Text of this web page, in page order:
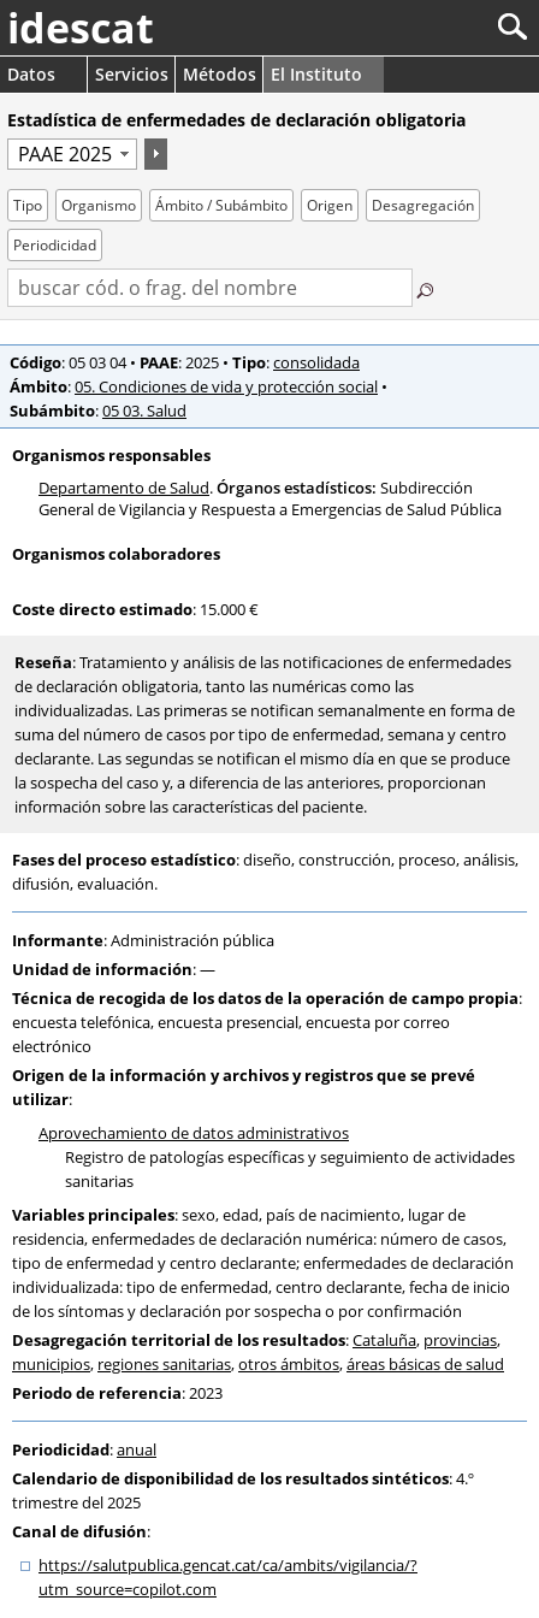
idescat
Datos Servicios Métodos
El Instituto
Estadística de enfermedades de declaración obligatoria
Tipo Organismo Ámbito / Subámbito Origen
Desagregación
Periodicidad
Código: 05 03 04• PAAE: 2025 • Tipo:consolidada
Ámbito:05. Condiciones de vida y protección social •
Subámbito:05 03. Salud
Organismos responsables
Departamento de Salud.Órganos estadísticos: Subdirección
General de Vigilancia y Respuesta a Emergencias de Salud Pública
Organismos colaboradores
Coste directo estimado: 15.000 €
Reseña: Tratamiento y análisis de las notificaciones de enfermedades
de declaración obligatoria, tanto las numéricas como las
individualizadas. Las primeras se notifican semanalmente en forma de
suma del número de casos por tipo de enfermedad, semana y centro
declarante. Las segundas se notifican el mismo día en que se produce
la sospecha del caso y, a diferencia de las anteriores, proporcionan
información sobre las características del paciente.
Fases del proceso estadístico: diseño, construcción, proceso, análisis,
difusión, evaluación.
Informante: Administración pública
Unidad de información: —
Técnica de recogida de los datos de la operación de campo propia:
encuesta telefónica, encuesta presencial, encuesta por correo
electrónico
Origen de la información y archivos y registros que se prevé
utilizar:
Aprovechamiento de datos administrativos
Registro de patologías específicas y seguimiento de actividades
sanitarias
Variables principales: sexo, edad, país de nacimiento, lugar de
residencia, enfermedades de declaración numérica: número de casos,
tipo de enfermedad y centro declarante; enfermedades de declaración
individualizada: tipo de enfermedad, centro declarante, fecha de inicio
de los síntomas y declaración por sospecha o por confirmación
Desagregación territorial de los resultados:Cataluña, provincias,
municipios, regiones sanitarias,otros ámbitos,áreas básicas de salud
Periodo de referencia: 2023
Periodicidad:anual
Calendario de disponibilidad de los resultados sintéticos: 4.º
trimestre del 2025
Canal de difusión:
https://salutpublica.gencat.cat/ca/ambits/vigilancia/?
utm_source=copilot.com